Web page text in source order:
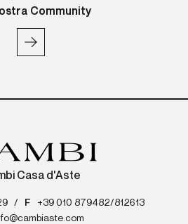
Community
Casa d'Aste
/ F
+39 010 879482/812613